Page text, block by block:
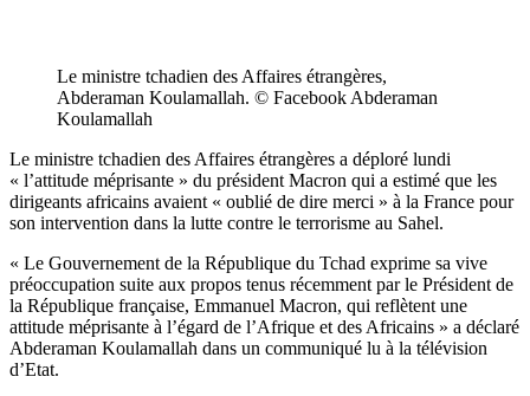
Le ministre tchadien des Affaires étrangères,
Abderaman Koulamallah. © Facebook Abderaman
Koulamallah
Le ministre tchadien des Affaires étrangères a déploré lundi
« l’attitude méprisante » du président Macron qui a estimé que les
dirigeants africains avaient « oublié de dire merci » à la France pour
son intervention dans la lutte contre le terrorisme au Sahel.
« Le Gouvernement de la République du Tchad exprime sa vive
préoccupation suite aux propos tenus récemment par le Président de
la République française, Emmanuel Macron, qui reflètent une
attitude méprisante à l’égard de l’Afrique et des Africains » a déclaré
Abderaman Koulamallah dans un communiqué lu à la télévision
d’Etat.